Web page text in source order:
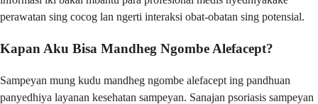
perawatan sing cocog lan ngerti interaksi obat-obatan sing potensial.
Kapan Aku Bisa Mandheg Ngombe Alefacept?
Sampeyan mung kudu mandheg ngombe alefacept ing pandhuan
panyedhiya layanan kesehatan sampeyan. Sanajan psoriasis sampeyan